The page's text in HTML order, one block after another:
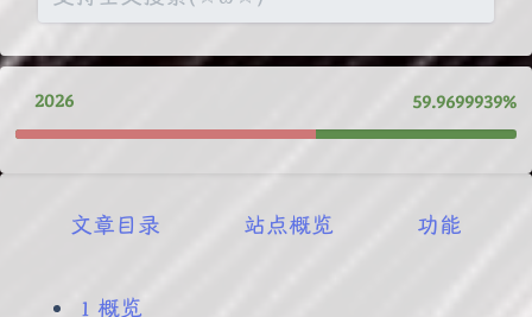
2026 59.9699987%
文章目录 站点概览 功能
概览